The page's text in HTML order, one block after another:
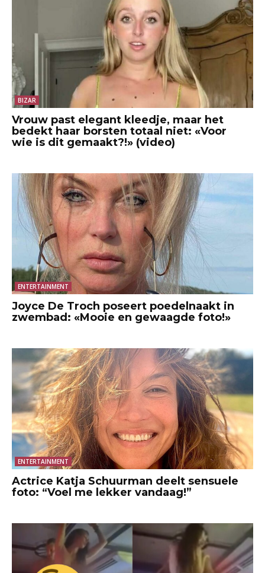
BIZAR
Vrouw past elegant kleedje, maar het
bedekt haar borsten totaal niet: «Voor
wie is dit gemaakt?!» (video)
ENTERTAINMENT
Joyce De Troch poseert poedelnaakt in
zwembad: «Mooie en gewaagde foto!»
ENTERTAINMENT
Actrice Katja Schuurman deelt sensuele
foto: “Voel me lekker vandaag!”